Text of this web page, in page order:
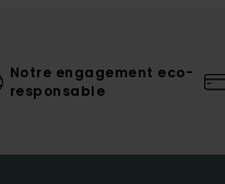
Notre engagement eco-
responsable